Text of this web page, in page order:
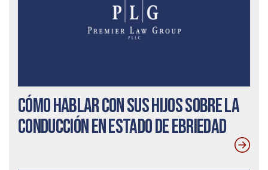
Cómo hablar con sus hijos sobre la
conducción en estado de ebriedad